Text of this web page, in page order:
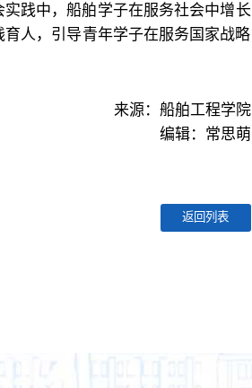
践中，船舶学子在服务社会中增长
人，引导青年学子在服务国家战略
来源：船舶工程学院
编辑：常思萌
返回列表